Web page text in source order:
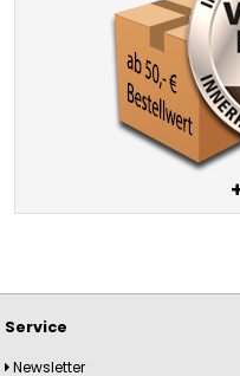
Service
Newsletter